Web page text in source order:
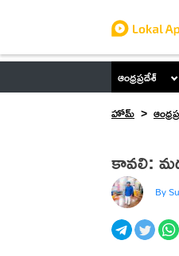
ఆంధ్రప్రదేశ్
హోమ్
కావలి:
By